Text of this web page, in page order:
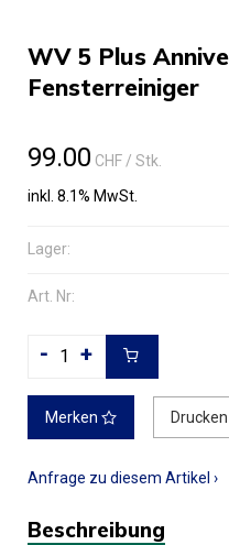
WV 5 Plus
Fensterreiniger
99.00 CHF/ Stk.
inkl. 8.1% MwSt.
Lager:
Art. Nr:
- +
Merken Drucken
Anfrage zu diesem Artikel ›
Beschreibung